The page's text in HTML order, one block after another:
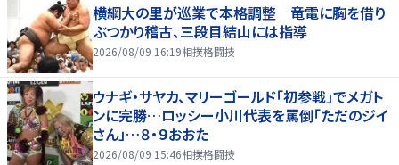
横綱大の里が巡業で本格調整 竜電に胸を借り
ぶつかり稽古、三段目結山には指導
2026/08/09 16:19相撲格闘技
ウナギ・サヤカ、マリーゴールド「初参戦」でメガト
ンに完勝…ロッシー小川代表を罵倒「ただのジイ
さん」…８・９おおた
2026/08/09 15:46相撲格闘技